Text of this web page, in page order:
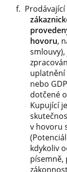
Prodávající
hovoru,
uplatnění
nebo
dotčené
Kupující
v hovoru
kdykoliv
písemně,